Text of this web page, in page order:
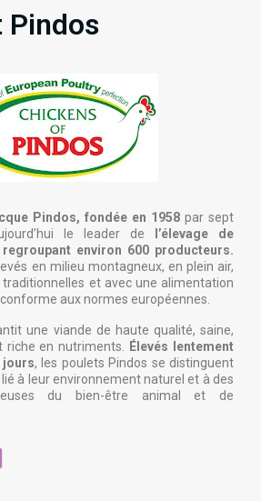
Pindos
Pindos, fondée en 1958 par sept
le leader de
l’élevage de
environ 600 producteurs.
en milieu montagneux, en plein air,
et avec une alimentation
aux normes européennes.
une viande de haute qualité, saine,
riche en nutriments.
Élevés lentement
jours, les poulets Pindos se distinguent
à leur environnement naturel et à des
du bien-être animal et de